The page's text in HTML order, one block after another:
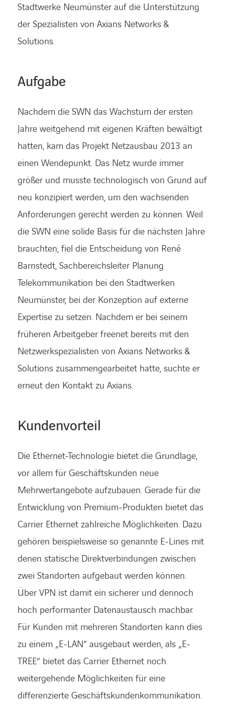
Stadtwerke Neumünster auf die Unterstützung
der Spezialisten von Axians Networks &
Solutions.
Aufgabe
Nachdem die SWN das Wachstum der ersten
Jahre weitgehend mit eigenen Kräften bewältigt
hatten, kam das Projekt Netzausbau 2013 an
einen Wendepunkt. Das Netz wurde immer
größer und musste technologisch von Grund auf
neu konzipiert werden, um den wachsenden
Anforderungen gerecht werden zu können. Weil
die SWN eine solide Basis für die nächsten Jahre
brauchten, fiel die Entscheidung von René
Barnstedt, Sachbereichsleiter Planung
Telekommunikation bei den Stadtwerken
Neumünster, bei der Konzeption auf externe
Expertise zu setzen. Nachdem er bei seinem
früheren Arbeitgeber freenet bereits mit den
Netzwerkspezialisten von Axians Networks &
Solutions zusammengearbeitet hatte, suchte er
erneut den Kontakt zu Axians.
Kundenvorteil
Die Ethernet-Technologie bietet die Grundlage,
vor allem für Geschäftskunden neue
Mehrwertangebote aufzubauen. Gerade für die
Entwicklung von Premium-Produkten bietet das
Carrier Ethernet zahlreiche Möglichkeiten. Dazu
gehören beispielsweise so genannte E-Lines mit
denen statische Direktverbindungen zwischen
zwei Standorten aufgebaut werden können.
Über VPN ist damit ein sicherer und dennoch
hoch performanter Datenaustausch machbar.
Für Kunden mit mehreren Standorten kann dies
zu einem „E-LAN“ ausgebaut werden, als „E-
TREE“ bietet das Carrier Ethernet noch
weitergehende Möglichkeiten für eine
differenzierte Geschäftskundenkommunikation.